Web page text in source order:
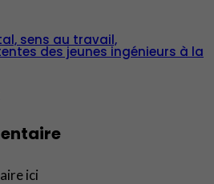
sens au travail,
des jeunes ingénieurs à la
ici